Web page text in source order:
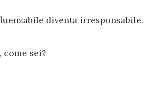
diventa irresponsabile.
come sei?